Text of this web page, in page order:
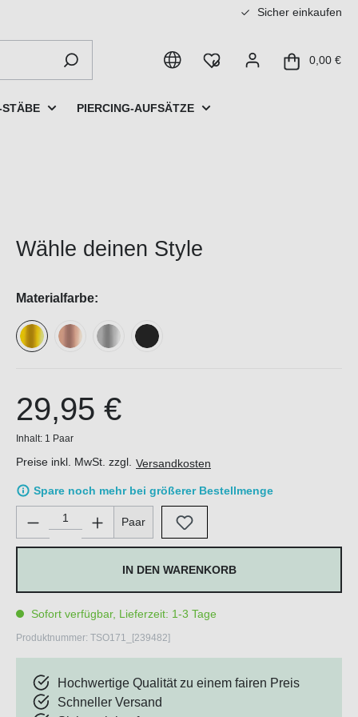
Sicher einkaufen
0,00 €
STÄBE PIERCING-AUFSÄTZE
Wähle deinen Style
Materialfarbe:
29,95 €
Inhalt: 1 Paar
Preise inkl. MwSt. zzgl. Versandkosten
Spare noch mehr bei größerer Bestellmenge
Produkt Anzahl: Gib den gewünschten Wert ein oder
Paar
IN DEN WARENKORB
Sofort verfügbar, Lieferzeit: 1-3 Tage
Produktnummer: TSO171_[239482]
Hochwertige Qualität zu einem fairen Preis
Schneller Versand